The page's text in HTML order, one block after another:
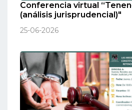
Conferencia virtual
(análisis jurisprudencial)"
25-06-2026